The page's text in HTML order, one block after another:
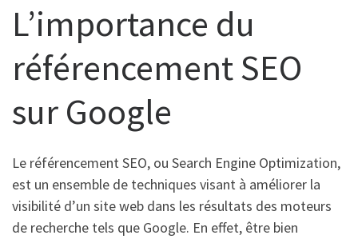
L’importance du
référencement SEO
sur Google
Le référencement SEO, ou Search Engine Optimization,
est un ensemble de techniques visant à améliorer la
visibilité d’un site web dans les résultats des moteurs
de recherche tels que Google. En effet, être bien